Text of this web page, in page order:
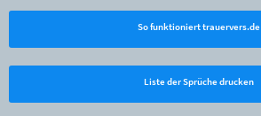
So funktioniert trauervers.de
Liste der Sprüche drucken